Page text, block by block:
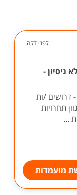
לפני דקה
ניסיון -
דרושים /ות
תחרויות
...
מועמדות